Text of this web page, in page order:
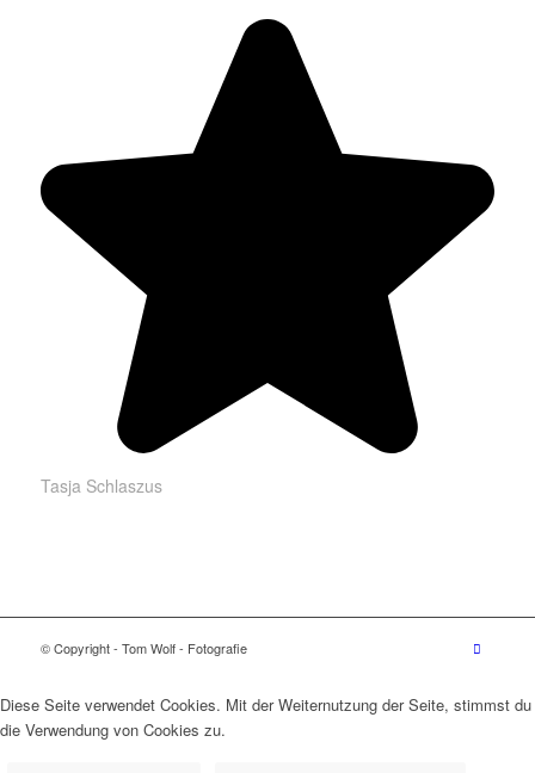
Tasja Schlaszus
© Copyright - Tom Wolf - Fotografie
Diese Seite verwendet Cookies. Mit der Weiternutzung der Seite, stimmst du
die Verwendung von Cookies zu.